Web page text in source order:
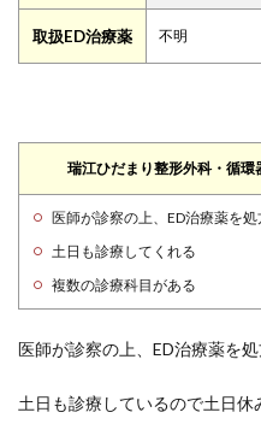
取扱ED治療薬 不明
瑞江ひだまり整形外科・循環
医師が診察の上、ED治療薬を処
土日も診療してくれる
複数の診療科目がある
医師が診察の上、ED治療薬を
土日も診療しているので土日休